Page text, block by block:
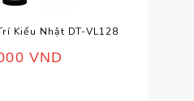
Kiểu Nhật DT-VL128
VND